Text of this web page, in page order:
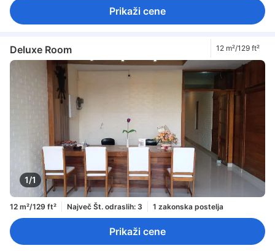
Prikaži cene
Deluxe Room 12 m²/129 ft²
1/1
12 m²/129 ft² Največ Št. odraslih: 3 1 zakonska postelja
Prikaži cene